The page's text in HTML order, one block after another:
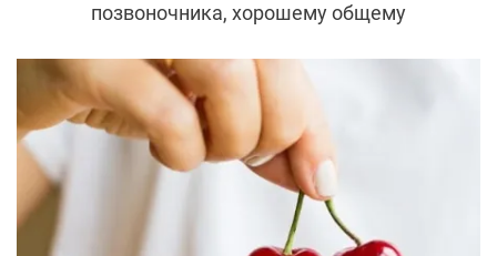
позвоночника, хорошему общему